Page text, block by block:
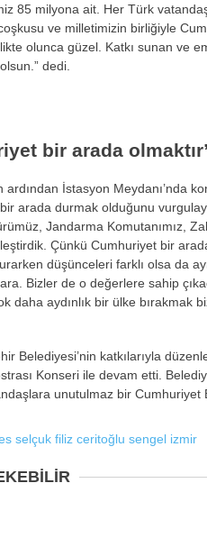
85 milyona ait. Her Türk
ve milletimizin birliğiyle
olunca güzel. Katkı sunan ve
dedi.
bir arada
ardından İstasyon Meydanı’nda
arada durmak olduğunu
Jandarma Komutanımız,
Çünkü Cumhuriyet bir
düşünceleri farklı olsa da
Bizler de o değerlere sahip
daha aydınlık bir ülke bırakmak
Belediyesi’nin katkılarıyla
Konseri ile devam etti.
unutulmaz bir Cumhuriyet
selçuk filiz ceritoğlu sengel izmir